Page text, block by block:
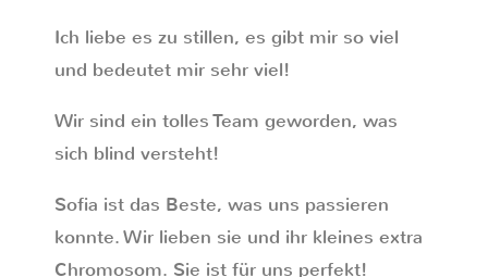
Ich liebe es zu stillen, es gibt mir so viel
und bedeutet mir sehr viel!
Wir sind ein tolles Team geworden, was
sich blind versteht!
Sofia ist das Beste, was uns passieren
konnte. Wir lieben sie und ihr kleines extra
Chromosom. Sie ist für uns perfekt!